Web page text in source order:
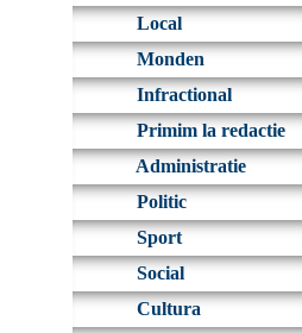
Local
Monden
Infractional
Primim la redactie
Administratie
Politic
Sport
Social
Cultura